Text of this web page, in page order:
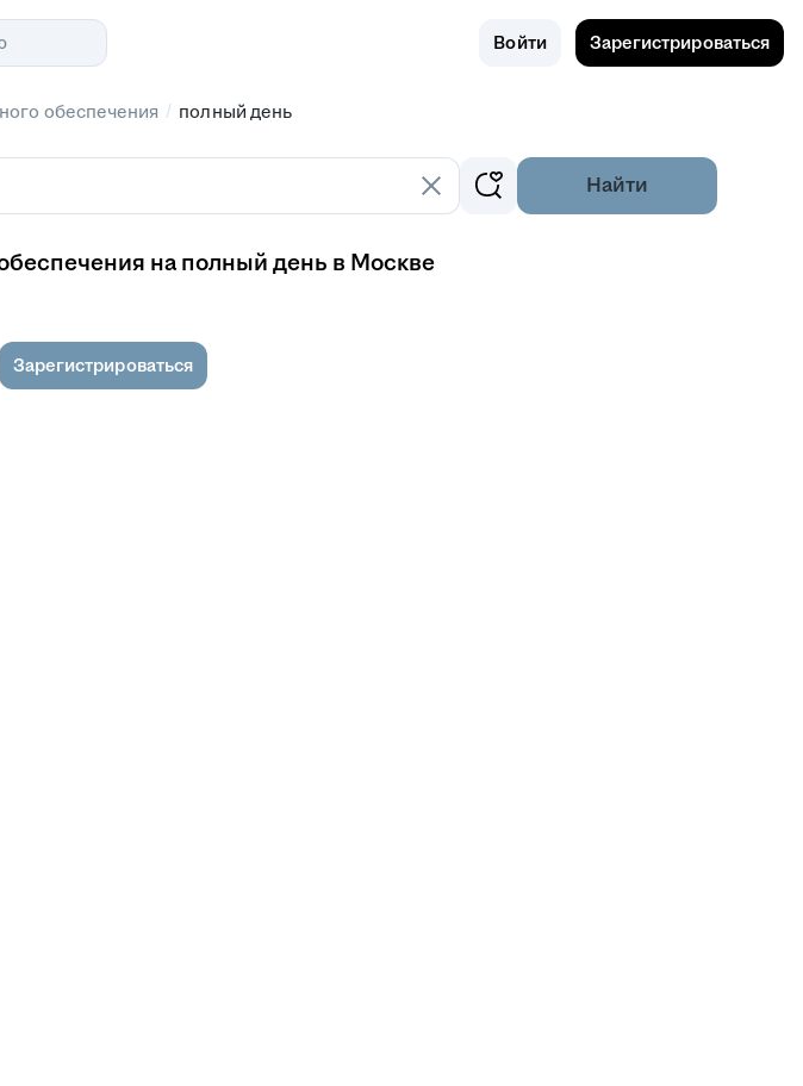
Войти Зарегистрироваться
обеспечения / полный день
Найти
на полный день в Москве
Зарегистрироваться